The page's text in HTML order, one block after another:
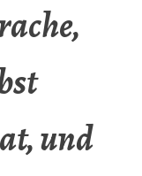
und